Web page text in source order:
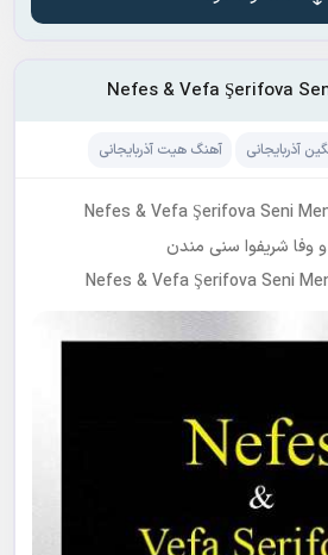
آذربایجانی آهنگ هیت آذربایجانی
وفا شریفوا سنی مندن
Nefes & Vefa Şerifova Seni